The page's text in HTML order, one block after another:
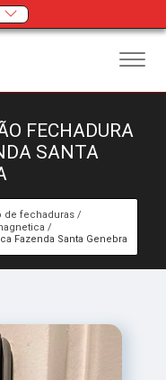
FECHADURA
SANTA
de fechaduras
Fazenda Santa Genebra